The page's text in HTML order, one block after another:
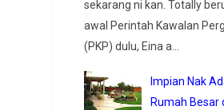
sekarang ni kan. Totally
awal Perintah Kawalan
(PKP) dulu, Eina a...
Impian Nak
Rumah Besar